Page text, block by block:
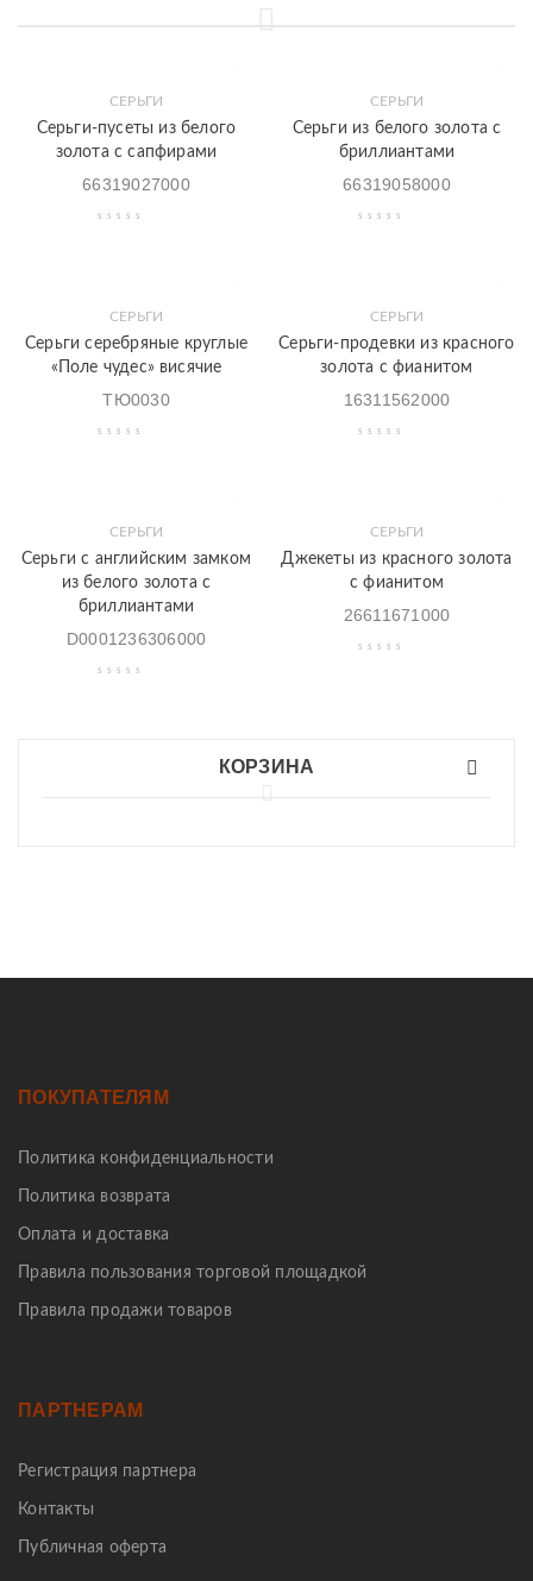
СЕРЬГИ
Серьги-пусеты из белого
золота с сапфирами
66319027000
СЕРЬГИ
Серьги из белого золота с
бриллиантами
66319058000
СЕРЬГИ
Серьги серебряные круглые
«Поле чудес» висячие
ТЮ0030
СЕРЬГИ
Серьги-продевки из красного
золота с фианитом
16311562000
СЕРЬГИ
Серьги с английским замком
из белого золота с
бриллиантами
D0001236306000
СЕРЬГИ
Джекеты из красного золота
с фианитом
26611671000
КОРЗИНА
ПОКУПАТЕЛЯМ
Политика конфиденциальности
Политика возврата
Оплата и доставка
Правила пользования торговой площадкой
Правила продажи товаров
ПАРТНЕРАМ
Регистрация партнера
Контакты
Публичная оферта